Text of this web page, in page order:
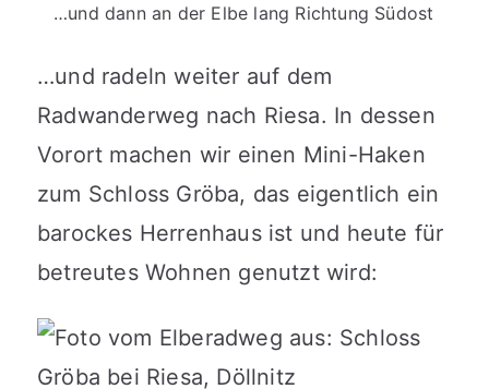
…und dann an der Elbe lang Richtung Südost
…und radeln weiter auf dem
Radwanderweg nach Riesa. In dessen
Vorort machen wir einen Mini-Haken
zum Schloss Gröba, das eigentlich ein
barockes Herrenhaus ist und heute für
betreutes Wohnen genutzt wird: